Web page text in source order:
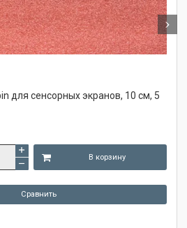
для сенсорных экранов, 10 см, 5
В корзину
Сравнить